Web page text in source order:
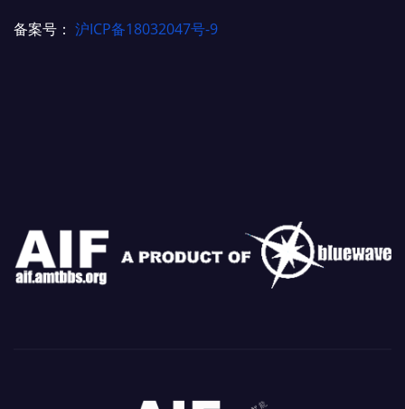
备案号： 沪ICP备18032047号-9